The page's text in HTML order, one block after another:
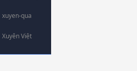
xuyen-qua
Xuyên Việt